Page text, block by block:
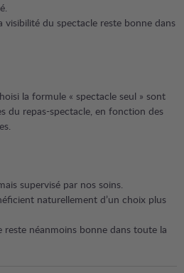
visibilité du spectacle reste bonne dans
la formule « spectacle seul » sont
du repas-spectacle, en fonction des
supervisé par nos soins.
naturellement d’un choix plus
reste néanmoins bonne dans toute la